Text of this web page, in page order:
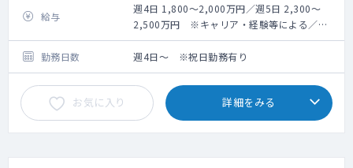
同行は場合による
新規開設につき少人数からのスタートとなり
ますが、本院や他拠点と近く、
様々な専門分野の医師と相談・連携しやすい
環境で、安心して勤務開始可能です。
医療依存度の高い患者様の受け入れも積極に
行えるサポート体制を整える為、
訪問看護ステーションの開設も視野に入れ、
開院準備を進めています。
給与
週4日 1,800～2,000万円／週5日 2,300～
2,500万円 ※キャリア・経験等による／管
理医師手当を含む
勤務日数
週4日～ ※祝日勤務有り
お気に入り 詳細をみる